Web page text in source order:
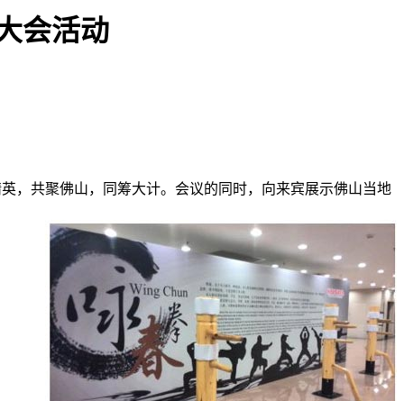
会活动
，共聚佛山，同筹大计。会议的同时，向来宾展示佛山当地